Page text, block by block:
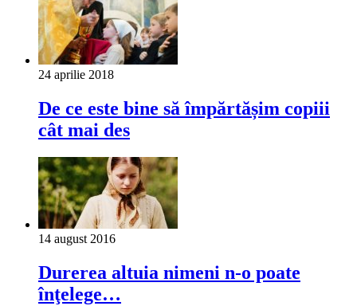
24 aprilie 2018
De ce este bine să împărtășim copiii
cât mai des
14 august 2016
Durerea altuia nimeni n-o poate
înţelege…